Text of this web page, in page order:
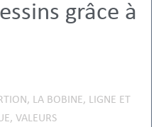
grâce à
, LA BOBINE, LIGNE ET
, VALEURS